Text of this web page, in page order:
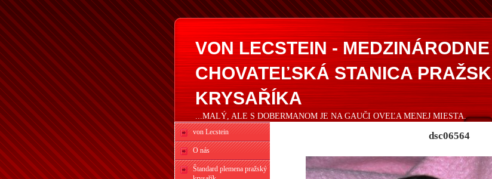
VON LECSTEIN -
CHOVATEĽSKÁ STANICA
KRYSAŘÍKA
...MALÝ, ALE S DOBERMANOM JE NA GAUČI OVEĽA MENEJ MIESTA.
von Lecstein
O nás
Štandard plemena pražský
dsc06564